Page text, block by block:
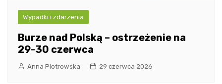
Wypadki i zdarzenia
Burze nad Polską – ostrzeżenie na
29-30 czerwca
Anna Piotrowska 29 czerwca 2026